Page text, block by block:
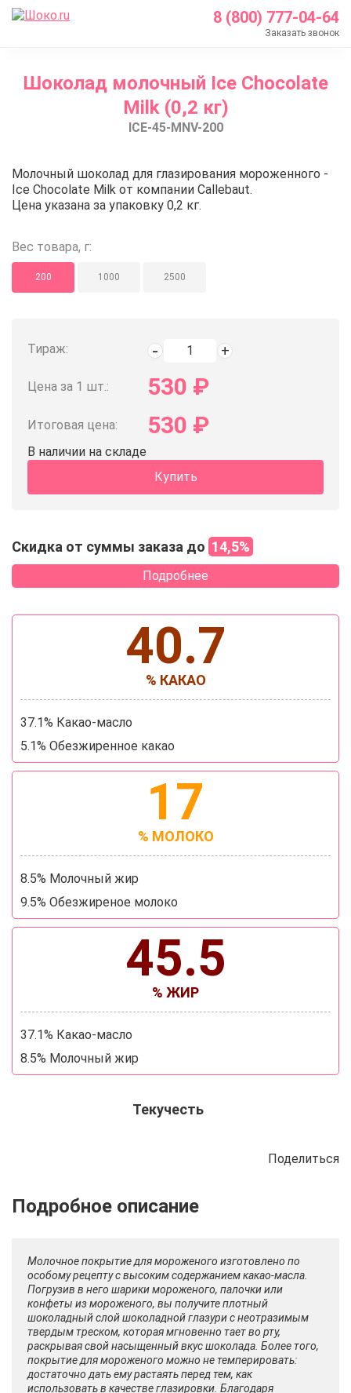
8 (800) 777-04-64
Заказать звонок
Каталог
Шоколад Barry Callebaut
Шоколад молочный Ice Chocolate
Milk (0,2 кг)
ICE-45-MNV-200
Шоколад молочный Ice
Молочный шоколад для глазирования мороженного -
Ice Chocolate Milk от компании Callebaut.
Цена указана за упаковку 0,2 кг.
Вес товара, г:
200 1000 2500
Тираж:
Цена за 1 шт.: 530 ₽
Итоговая цена: 530 ₽
В наличии на складе
Купить
Скидка от суммы заказа до 14,5%
Подробнее
40.7
% КАКАО
37.1% Какао-масло
5.1% Обезжиренное какао
17
% МОЛОКО
8.5% Молочный жир
9.5% Обезжиреное молоко
45.5
% ЖИР
37.1% Какао-масло
8.5% Молочный жир
Текучесть
Поделиться
Описание Отзывы Рецепты
Молочное покрытие для мороженого изготовлено по
особому рецепту с высоким содержанием какао-масла.
Погрузив в него шарики мороженого, палочки или
конфеты из мороженого, вы получите плотный
шоколадный слой шоколадной глазури с неотразимым
твердым треском, которая мгновенно тает во рту,
раскрывая свой насыщенный вкус шоколада. Более того,
покрытие для мороженого можно не темперировать:
достаточно дать ему растаять перед тем, как
использовать в качестве глазировки. Благодаря